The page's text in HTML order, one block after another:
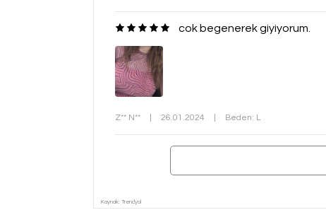
cok begenerek giyiyorum.
Z** N** 26.01.2024 Beden: L
Kaynak: Trendyol